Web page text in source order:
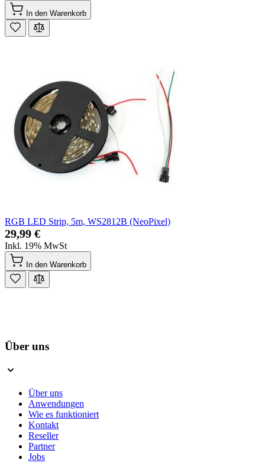
In den Warenkorb
RGB LED Strip, 5m, WS2812B (NeoPixel)
29,99 €
Inkl. 19% MwSt
In den Warenkorb
Über uns
Über uns
Anwendungen
Wie es funktioniert
Kontakt
Reseller
Partner
Jobs